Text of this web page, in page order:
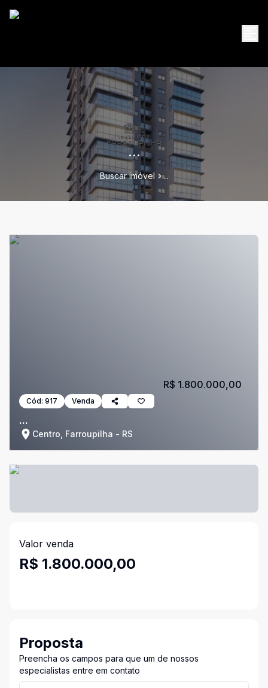
...
Buscar imóvel ...
Cód: 917 Venda
...
Centro, Farroupilha - RS
R$ 1.800.000,00
Valor venda
R$ 1.800.000,00
Proposta
Preencha os campos para que um de nossos
especialistas entre em contato